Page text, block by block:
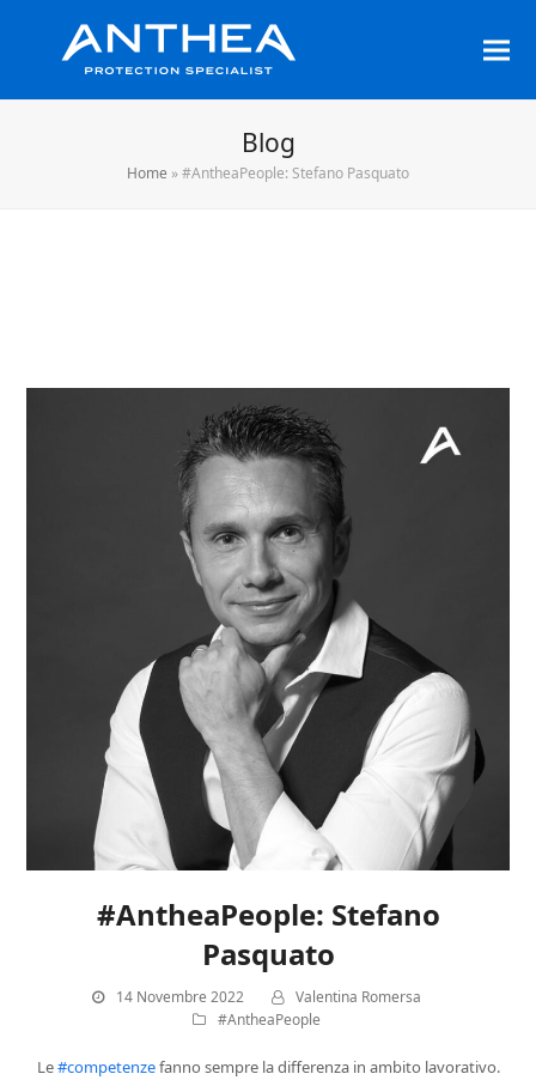
Blog
Home »#AntheaPeople: Stefano Pasquato
#AntheaPeople: Stefano
Pasquato
14 Novembre 2022
Valentina Romersa
#AntheaPeople
Le#competenzefanno sempre la differenza in ambito lavorativo.